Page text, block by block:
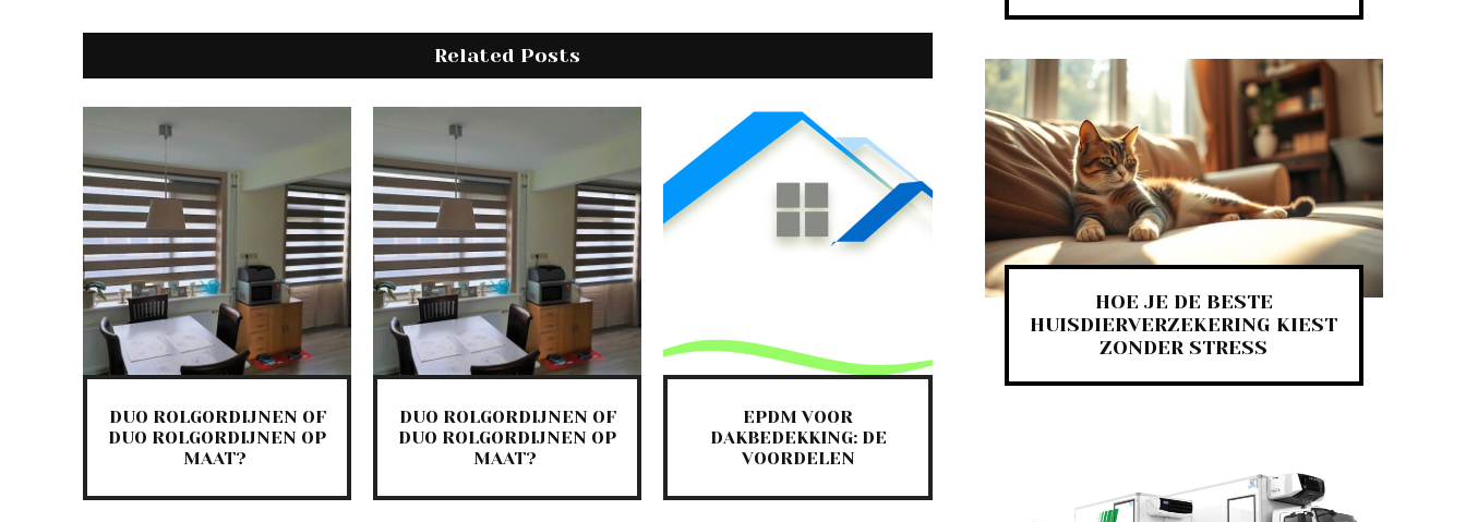
Related Posts
DUO ROLGORDIJNEN OF
DUO ROLGORDIJNEN OP
MAAT?
DUO ROLGORDIJNEN OF
DUO ROLGORDIJNEN OP
MAAT?
EPDM VOOR
DAKBEDEKKING: DE
VOORDELEN
HOE JE DE BESTE
HUISDIERVERZEKERING KIEST
ZONDER STRESS